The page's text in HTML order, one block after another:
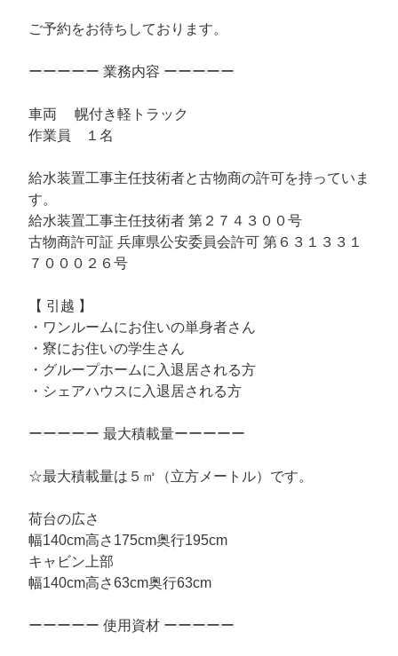
ご予約をお待ちしております。
ーーーーー 業務内容 ーーーーー
車両 幌付き軽トラック
作業員 １名
給水装置工事主任技術者と古物商の許可を持っていま
す。
給水装置工事主任技術者 第２７４３００号
古物商許可証 兵庫県公安委員会許可 第６３１３３１
７０００２６号
【 引越 】
・ワンルームにお住いの単身者さん
・寮にお住いの学生さん
・グループホームに入退居される方
・シェアハウスに入退居される方
ーーーーー 最大積載量ーーーーー
☆最大積載量は５㎥（立方メートル）です。
荷台の広さ
幅140cm高さ175cm奥行195cm
キャビン上部
幅140cm高さ63cm奥行63cm
ーーーーー 使用資材 ーーーーー